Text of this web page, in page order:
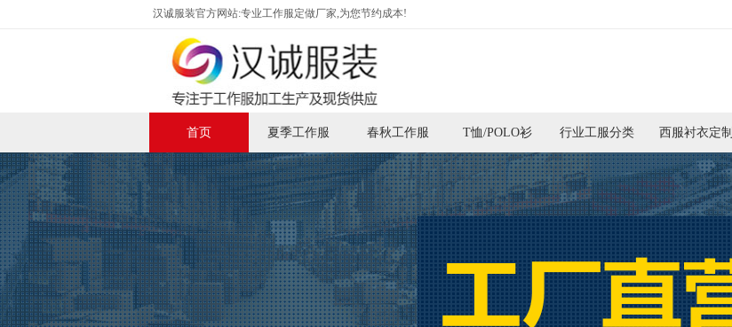
汉诚服装官方网站:专业工作服定做厂家,为您节约成本!
首页 夏季工作服 春秋工作服 T恤/POLO衫 行业工服分类 西服衬衣定制